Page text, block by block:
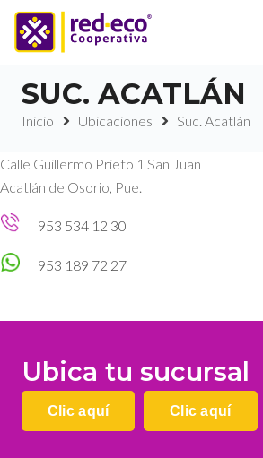
SUC. ACATLÁN
Inicio Ubicaciones Suc. Acatlán
Calle Guillermo Prieto 1 San Juan
Acatlán de Osorio, Pue.
953 534 12 30
953 189 72 27
Ubica tu sucursal
Clic aquí Clic aquí